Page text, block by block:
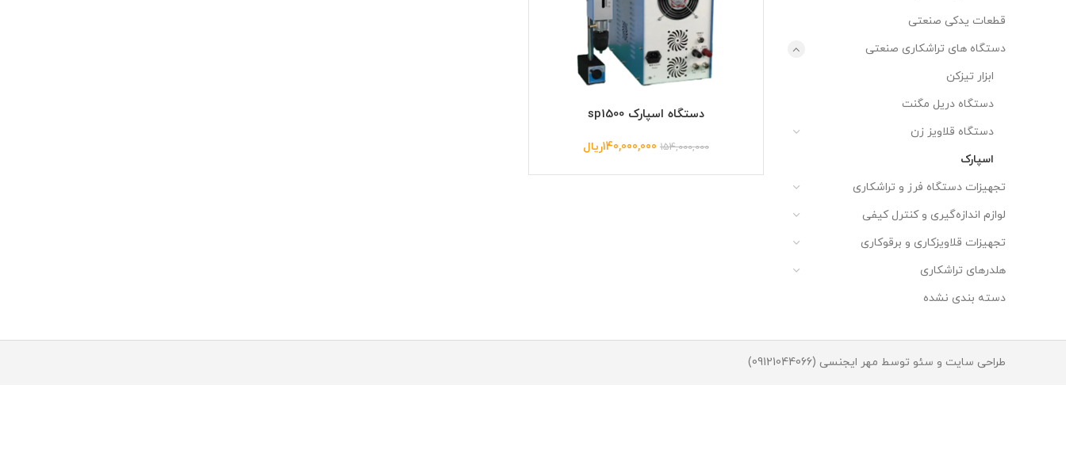
قطعات یدکی صنعتی
دستگاه های تراشکاری صنعتی
ابزار تیزکن
دستگاه دریل مگنت
دستگاه قلاویز زن
اسپارک
تجهیزات دستگاه فرز و تراشکاری
لوازم اندازه‌گیری و کنترل کیفی
تجهیزات قلاویزکاری و برقوکاری
هلدرهای تراشکاری
دسته بندی نشده
دستگاه اسپارک sp1500
154,000,000
140,000,000ریال
طراحی سایت و سئو توسط مهر ایجنسی (09121044066)